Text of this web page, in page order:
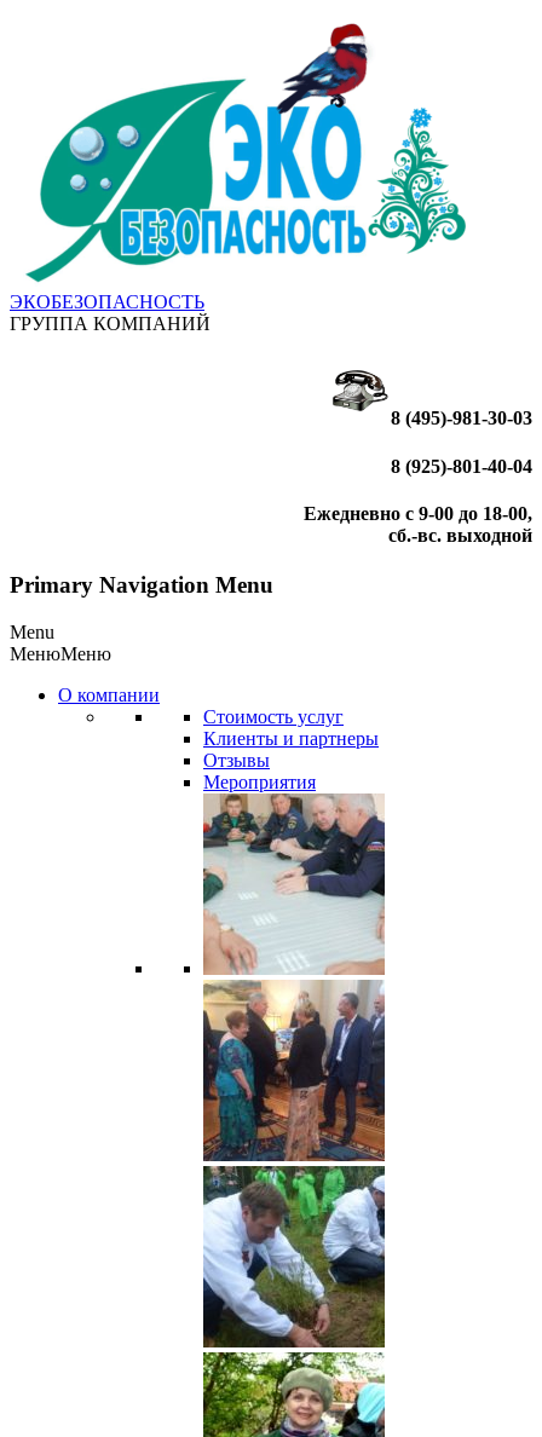
ЭКОБЕЗОПАСНОСТЬ
ГРУППА КОМПАНИЙ
8 (495)-981-30-03
8 (925)-801-40-04
Ежедневно с 9-00 до 18-00,
сб.-вс. выходной
Primary Navigation Menu
Menu
МенюМеню
О компании
Стоимость услуг
Клиенты и партнеры
Отзывы
Мероприятия